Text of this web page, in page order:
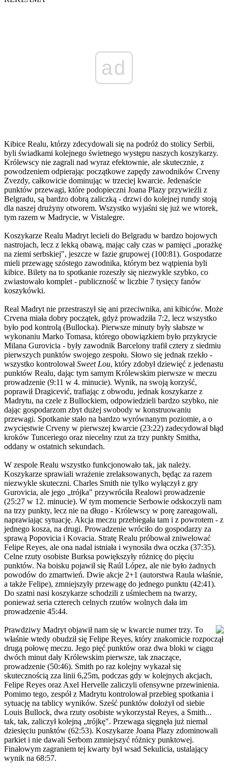
ad
Kibice Realu, którzy zdecydowali się na podróż do stolicy Serbii,
byli świadkami kolejnego świetnego występu naszych koszykarzy.
Królewscy nie zagrali nad wyraz efektownie, ale skutecznie, z
powodzeniem odpierając początkowe zapędy zawodników Crveny
Zvezdy, całkowicie dominując w trzeciej kwarcie. Jedenaście
punktów przewagi, które podopieczni Joana Plazy przywieźli z
Belgradu, są bardzo dobrą zaliczką - drzwi do kolejnej rundy stoją
dla naszej drużyny otworem. Wszystko wyjaśni się już we wtorek,
tym razem w Madrycie, w Vistalegre.
Koszykarze Realu Madryt lecieli do Belgradu w bardzo bojowych
nastrojach, lecz z lekką obawą, mając cały czas w pamięci „porażkę
na ziemi serbskiej", jeszcze w fazie grupowej (100:81). Gospodarze
mieli przewagę szóstego zawodnika, którym bez wątpienia byli
kibice. Bilety na to spotkanie rozeszły się niezwykle szybko, co
zwiastowało komplet - publiczność w liczbie 7 tysięcy fanów
koszykówki.
Real Madryt nie przestraszył się ani przeciwnika, ani kibiców. Może
Crvena miała dobry początek, gdyż prowadziła 7:2, lecz wszystko
było pod kontrolą (Bullocka). Pierwsze minuty były słabsze w
wykonaniu Marko Tomasa, którego obowiązkiem było przykrycie
Milana Gurovicia - były zawodnik Barcelony trafił cztery z siedmiu
pierwszych punktów swojego zespołu. Słowo się jednak rzekło -
wszystko kontrolowałSweet Lou, który zdobył dziewięć z jedenastu
punktów Realu, dając tym samym Królewskim pierwsze w meczu
prowadzenie (9:11 w 4. minucie). Wynik, na swoją korzyść,
poprawił Dragicević, trafiając z obwodu, jednak koszykarze z
Madrytu, na czele z Bullockiem, odpowiedzieli bardzo szybko, nie
dając gospodarzom zbyt dużej swobody w konstruowaniu
przewagi. Spotkanie stało na bardzo wyrównanym poziomie, a o
zwycięstwie Crveny w pierwszej kwarcie (23:22) zadecydował błąd
kroków Tunceriego oraz niecelny rzut za trzy punkty Smitha,
oddany w ostatnich sekundach.
W zespole Realu wszystko funkcjonowało tak, jak należy.
Koszykarze sprawiali wrażenie zrelaksowanych, będąc za razem
niezwykle skuteczni. Charles Smith nie tylko wyłączył z gry
Gurovicia, ale jego „trójka" przywróciła Realowi prowadzenie
(25:27 w 12. minucie). W tym momencie Serbowie odskoczyli nam
na trzy punkty, lecz nie na długo - Królewscy w porę zareagowali,
naprawiając sytuację. Akcja meczu przebiegała tam i z powrotem - z
jednego kosza, na drugi. Prowadzenie wróciło do gospodarzy za
sprawą Popovicia i Kovacia. Stratę Realu próbował zniwelować
Felipe Reyes, ale ona nadal istniała i wynosiła dwa oczka (37:35).
Celne rzuty osobiste Burksa powiększyły różnicę do pięciu
punktów. Na boisku pojawił się Raúl López, ale nie było żadnych
powodów do zmartwień. Dwie akcje 2+1 (autorstwa Raula właśnie,
a także Felipe), zmniejszyły przewagę do jednego punktu (42:41).
Do szatni nasi koszykarze schodzili z uśmiechem na twarzy,
ponieważ seria czterech celnych rzutów wolnych dała im
prowadzenie 45:44.
Prawdziwy Madryt objawił nam się w kwarcie numer trzy. To
właśnie wtedy obudził się Felipe Reyes, który znakomicie rozpoczął
drugą połowę meczu. Jego pięć punktów oraz dwa bloki w ciągu
dwóch minut dały Królewskim pierwsze, tak znaczące,
prowadzenie (50:46). Smith po raz kolejny wykazał się
skutecznością zza linii 6,25m, podczas gdy w kolejnych akcjach,
Felipe Reyes oraz Axel Hervelle zaliczyli ofensywne przewinienia.
Pomimo tego, zespół z Madrytu kontrolował przebieg spotkania i
sytuację na tablicy wyników. Sześć punktów dołożył od siebie
Louis Bullock, dwa rzuty osobiste wykorzystał Reyes, a Smith...
tak, tak, zaliczył kolejną „trójkę". Przewaga sięgnęła już niemal
dziesięciu punktów (62:53). Koszykarze Joana Plazy zdominowali
parkiet i nie dawali Serbom zmniejszyć różnicy punktowej.
Finałowym zagraniem tej kwarty był wsad Sekulicia, ustalający
wynik na 68:57.